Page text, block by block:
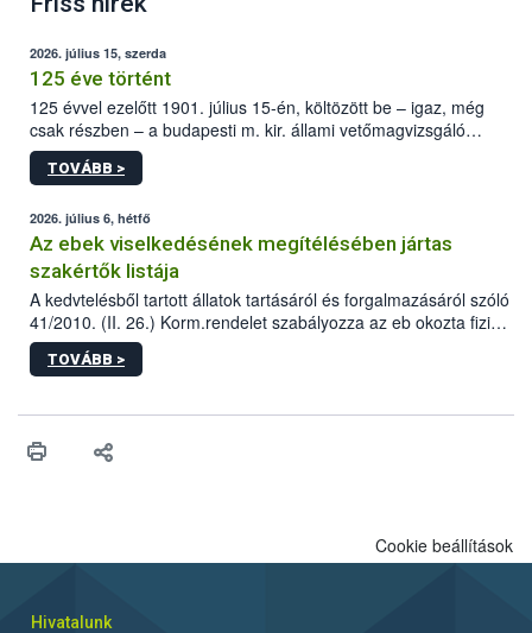
2026. július 15, szerda
125 éve történt
125 évvel ezelőtt 1901. július 15-én, költözött be – igaz, még
csak részben – a budapesti m. kir. állami vetőmagvizsgáló
állomás a Kis Rókus utca 15. szám alatti, Czigler Győző által
tervezett új épületébe.
TOVÁBB >
2026. július 6, hétfő
Az ebek viselkedésének megítélésében jártas
szakértők listája
A kedvtelésből tartott állatok tartásáról és forgalmazásáról szóló
41/2010. (II. 26.) Korm.rendelet szabályozza az eb okozta fizikai
sérülés, illetve ennek veszélye keletkezésekor felmerülő
hatósági feladatokat, valamint a veszélyes eb tartását és annak
vonni az ebek viselkedésének megítélésében jártas szakértőt.
TOVÁBB >
Cookie beállítások
Hivatalunk